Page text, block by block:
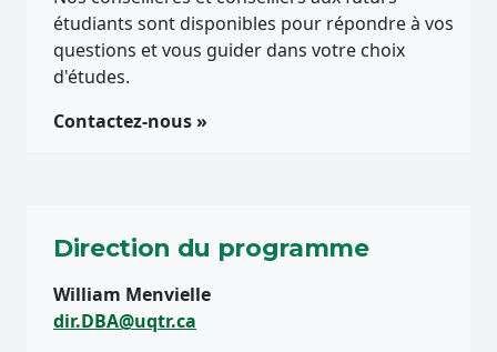
étudiants sont disponibles pour répondre à vos
questions et vous guider dans votre choix
d'études.
Contactez-nous »
Direction du programme
William Menvielle
dir.DBA@uqtr.ca